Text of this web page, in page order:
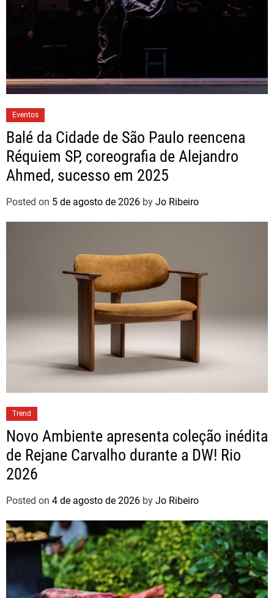
Eventos
Balé da Cidade de São Paulo reencena
Réquiem SP, coreografia de Alejandro
Ahmed, sucesso em 2025
Posted on 5 de agosto de 2026 by Jo Ribeiro
Trend
Novo Ambiente apresenta coleção inédita
de Rejane Carvalho durante a DW! Rio
2026
Posted on 4 de agosto de 2026 by Jo Ribeiro